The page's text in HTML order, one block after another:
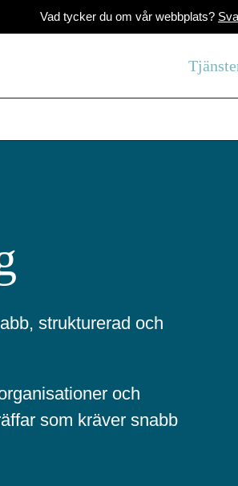
Vad tycker du om vår webbplats?
strukturerad och
och
som kräver snabb